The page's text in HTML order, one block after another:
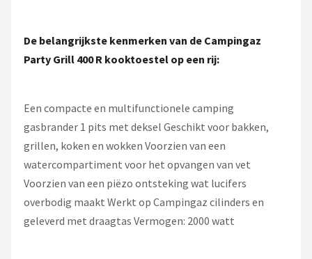
De belangrijkste kenmerken van de Campingaz
Party Grill 400 R kooktoestel op een rij:
Een compacte en multifunctionele camping
gasbrander 1 pits met deksel Geschikt voor bakken,
grillen, koken en wokken Voorzien van een
watercompartiment voor het opvangen van vet
Voorzien van een piëzo ontsteking wat lucifers
overbodig maakt Werkt op Campingaz cilinders en
geleverd met draagtas Vermogen: 2000 watt